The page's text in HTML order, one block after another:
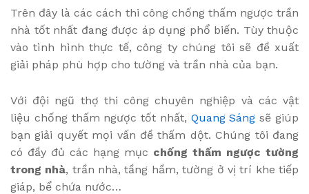
Trên đây là các cách thi công chống thấm ngược trần
nhà tốt nhất đang được áp dụng phổ biến. Tùy thuộc
vào tình hình thực tế, công ty chúng tôi sẽ đề xuất
giải pháp phù hợp cho tường và trần nhà của bạn.
Với đội ngũ thợ thi công chuyên nghiệp và các vật
liệu chống thấm ngược tốt nhất, Quang Sáng sẽ giúp
bạn giải quyết mọi vấn đề thấm dột. Chúng tôi đang
có đầy đủ các hạng mục chống thấm ngược tường
trong nhà, trần nhà, tầng hầm, tường ở vị trí khe tiếp
giáp, bể chứa nước…